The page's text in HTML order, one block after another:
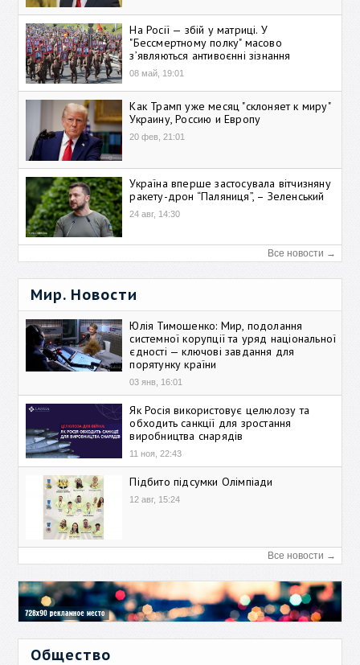
На Росії — збій у матриці. У
"Бессмертному полку" масово
зʼявляються антивоєнні зізнання
08 май, 19:01
Как Трамп уже месяц "склоняет к миру"
Украину, Россию и Европу
20 фев, 21:01
Україна вперше застосувала вітчизняну
ракету-дрон “Паляниця”, – Зеленський
24 авг, 14:30
Все новости →
Мир. Новости
Юлія Тимошенко: Мир, подолання
системної корупції та уряд національної
єдності — ключові завдання для
порятунку країни
03 янв, 16:01
Як Росія використовує целюлозу та
обходить санкції для зростання
виробництва снарядів
11 ноя, 22:43
Підбито підсумки Олімпіади
12 авг, 15:24
Все новости →
Общество